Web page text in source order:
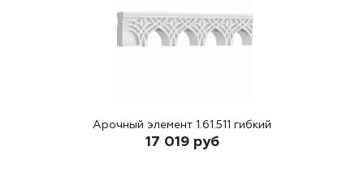
Арочный элемент 1.61.511 гибкий
17 019руб